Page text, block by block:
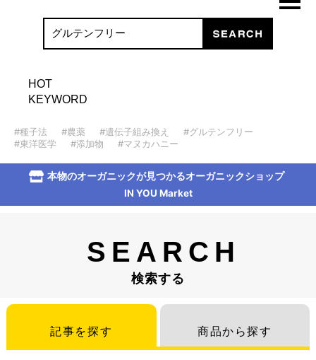
HOT
KEYWORD
#種子法 #農薬 #遺伝子組み換え
#グルテンフリー
#東洋医学
#添加物 #マヌカハニー
本物のオーガニックが見つかるオーガニックショップ
IN YOU Market
SEARCH
検索する
記事を探す 商品から探す